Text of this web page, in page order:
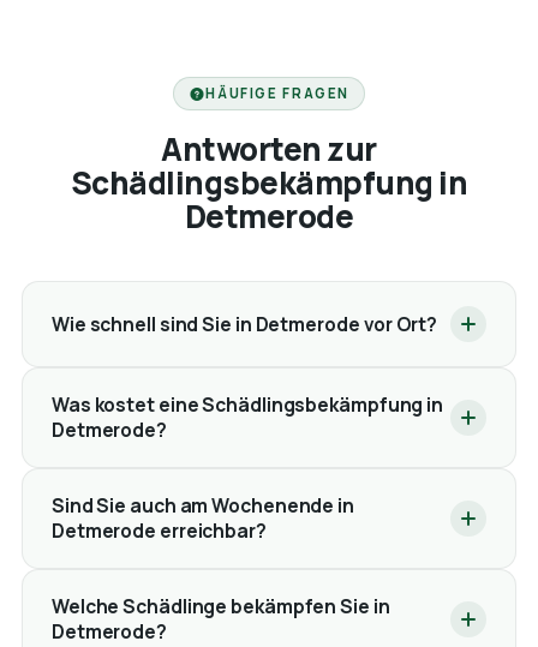
HÄUFIGE FRAGEN
Antworten zur
Schädlingsbekämpfung in
Detmerode
Wie schnell sind Sie in Detmerode vor Ort?
Was kostet eine Schädlingsbekämpfung in
Detmerode?
Sind Sie auch am Wochenende in
Detmerode erreichbar?
Welche Schädlinge bekämpfen Sie in
Detmerode?